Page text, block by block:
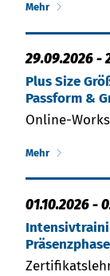
Mehr
29.09.2026 -
Plus Size
Passform &
Online-
Mehr
01.10.2026 -